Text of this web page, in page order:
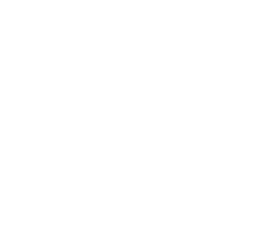
vous visitez ce site
d'analyse.
déclaration de
(CDN)
collectées
IP, de demandes de
de contact, de
6 para. 1 lit. b
un fournisseur